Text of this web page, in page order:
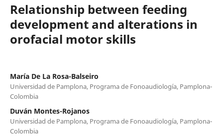
Relationship between feeding
development and alterations in
orofacial motor skills
María De La Rosa-Balseiro
Universidad de Pamplona, Programa de Fonoaudiología, Pamplona-
Colombia
Duván Montes-Rojanos
Universidad de Pamplona, Programa de Fonoaudiología, Pamplona-
Colombia